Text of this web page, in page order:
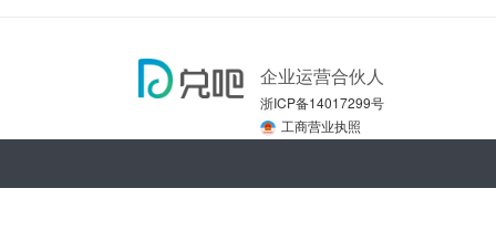
企业运营合伙人
浙ICP备14017299号
工商营业执照